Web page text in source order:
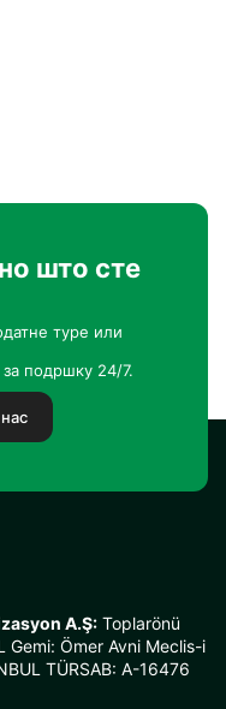
што сте
туре или
подршку 24/7.
A.Ş: Toplarönü
Gemi: Ömer Avni Meclis-i
TÜRSAB: A-16476